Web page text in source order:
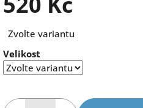
cena:
Zvolte variantu
Velikost